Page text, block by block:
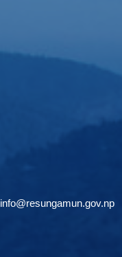
info@resungamun.gov.np